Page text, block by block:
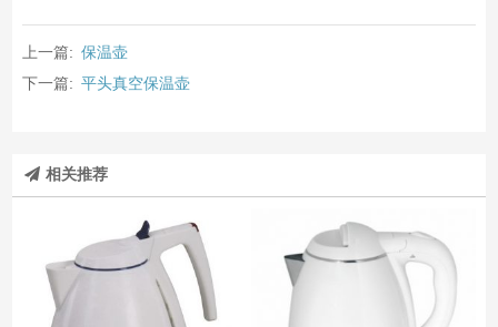
上一篇: 保温壶
下一篇: 平头真空保温壶
相关推荐